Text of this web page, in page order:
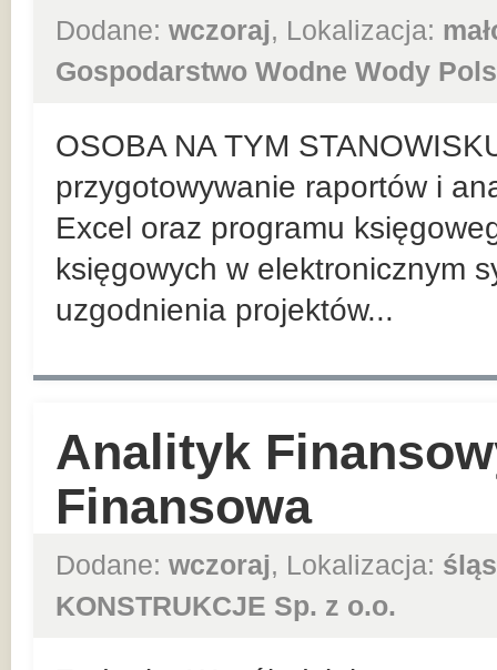
Dodane: wczoraj, Lokalizacja:
Gospodarstwo Wodne Wody
OSOBA NA TYM
przygotowywanie raportów i
Excel oraz programu
księgowych w elektronicznym
uzgodnienia projektów...
Analityk
Finansowa
Dodane: wczoraj, Lokalizacja:
KONSTRUKCJE Sp. z o.o.